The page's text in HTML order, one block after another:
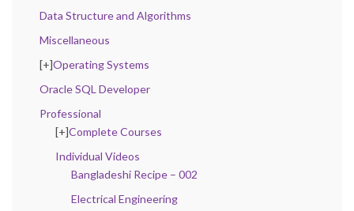
Data Structure and Algorithms
Miscellaneous
[+]Operating Systems
Oracle SQL Developer
Professional
[+]Complete Courses
Individual Videos
Bangladeshi Recipe – 002
Electrical Engineering